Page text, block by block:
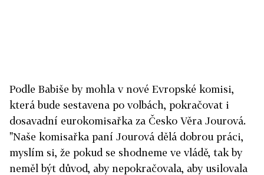
Podle Babiše by mohla v nové Evropské komisi,
která bude sestavena po volbách, pokračovat i
dosavadní eurokomisařka za Česko Věra Jourová.
"Naše komisařka paní Jourová dělá dobrou práci,
myslím si, že pokud se shodneme ve vládě, tak by
neměl být důvod, aby nepokračovala, aby usilovala